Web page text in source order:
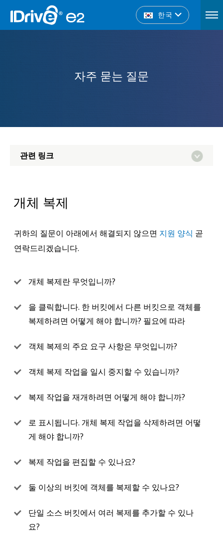
한국
자주 묻는 질문
관련 링크
개체 복제
귀하의 질문이 아래에서 해결되지 않으면 지원 양식 곧
연락드리겠습니다.
개체 복제란 무엇입니까?
을 클릭합니다. 한 버킷에서 다른 버킷으로 객체를
복제하려면 어떻게 해야 합니까? 필요에 따라
객체 복제의 주요 요구 사항은 무엇입니까?
객체 복제 작업을 일시 중지할 수 있습니까?
복제 작업을 재개하려면 어떻게 해야 합니까?
로 표시됩니다. 개체 복제 작업을 삭제하려면 어떻
게 해야 합니까?
복제 작업을 편집할 수 있나요?
둘 이상의 버킷에 객체를 복제할 수 있나요?
단일 소스 버킷에서 여러 복제를 추가할 수 있나
요?